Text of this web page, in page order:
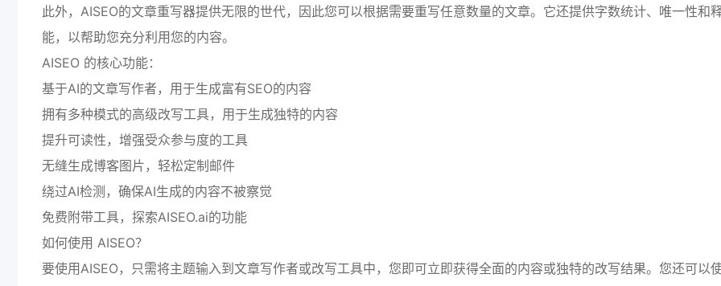
此外，AISEO的文章重写器提供无限的世代，因此您可以根据需要重写任意数量的文章。它还提供字数统计、唯一性和
能，以帮助您充分利用您的内容。
AISEO 的核心功能：
基于AI的文章写作者，用于生成富有SEO的内容
拥有多种模式的高级改写工具，用于生成独特的内容
提升可读性，增强受众参与度的工具
无缝生成博客图片，轻松定制邮件
绕过AI检测，确保AI生成的内容不被察觉
免费附带工具，探索AISEO.ai的功能
如何使用 AISEO？
要使用AISEO，只需将主题输入到文章写作者或改写工具中，您即可立即获得全面的内容或独特的改写结果。您还可以